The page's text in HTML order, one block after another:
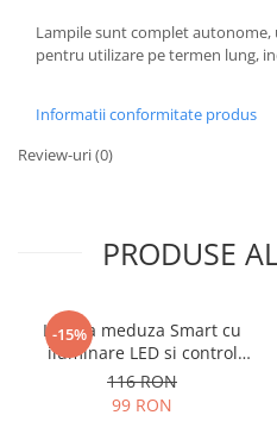
Lampile sunt complet
pentru utilizare pe termen lung,
Informatii conformitate produs
Review-uri(0)
PRODUSE
-15%
Lampa meduza Smart cu
iluminare LED si control
vocal
116 RON
99 RON